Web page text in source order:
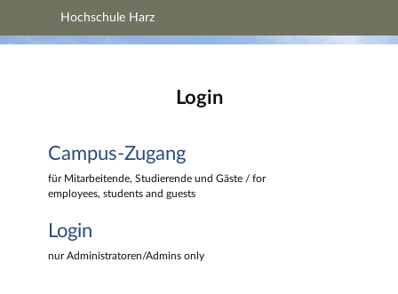
Hauptnavigation
Fußzeile
Hochschule Harz
Login
Campus-Zugang
für Mitarbeitende, Studierende und Gäste / for
employees, students and guests
Login
nur Administratoren/Admins only